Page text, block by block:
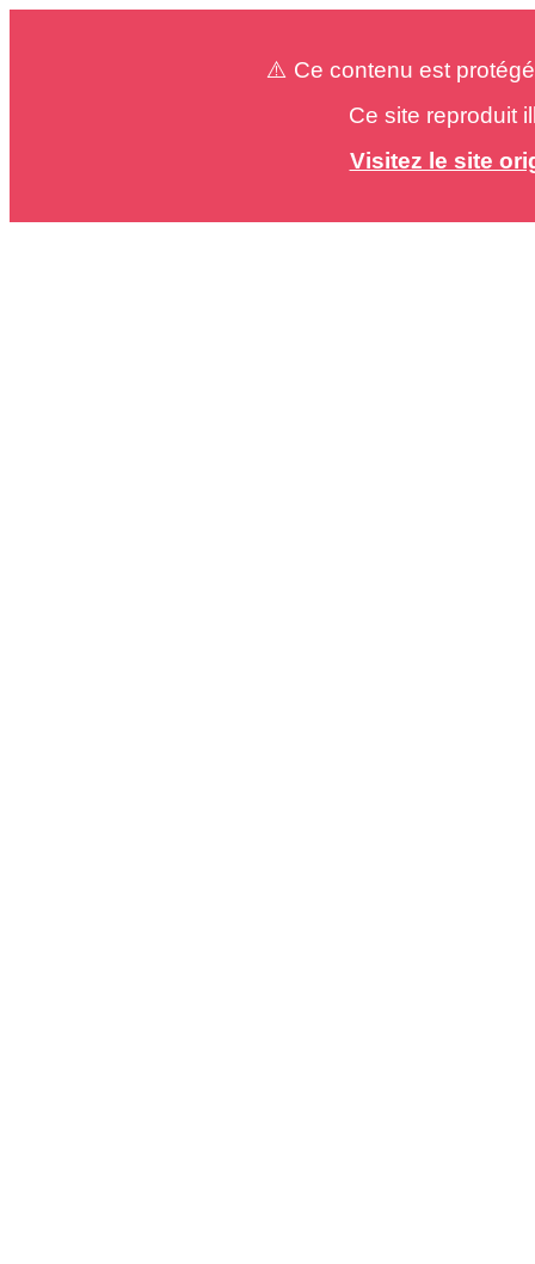
⚠️ Ce contenu est
Ce site reproduit
Visitez le site